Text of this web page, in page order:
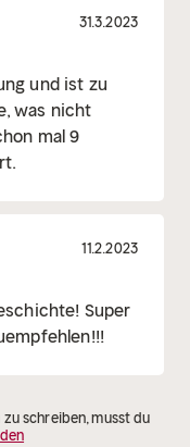
31.3.2023
und ist zu
was nicht
mal 9
11.2.2023
Super
zu schreiben, musst du